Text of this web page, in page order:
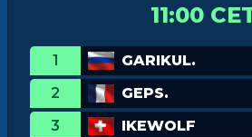
11:00
1
GARIKUL.
2
GEPS.
3
IKEWOLF